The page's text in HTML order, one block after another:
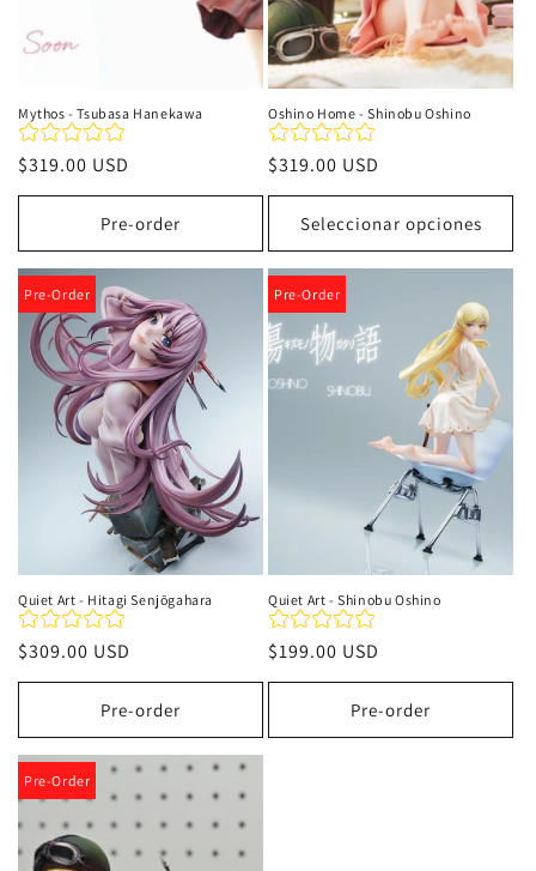
Mythos - Tsubasa Hanekawa
Precio
habitual
$319.00 USD
Pre-order
Oshino Home - Shinobu Oshino
Precio
habitual
$319.00 USD
Seleccionar opciones
Pre-Order
Quiet Art - Hitagi Senjōgahara
Precio
habitual
$309.00 USD
Pre-order
Pre-Order
Quiet Art - Shinobu Oshino
Precio
habitual
$199.00 USD
Pre-order
Pre-Order